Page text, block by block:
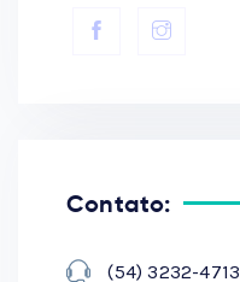
Contato:
(54) 3232-4713